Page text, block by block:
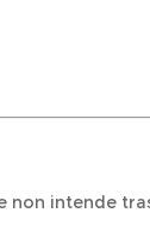
intende